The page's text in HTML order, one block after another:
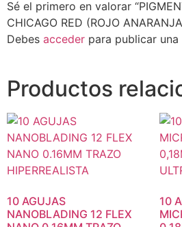
Sé el primero en valorar
CHICAGO RED (ROJO
Debes acceder para publicar
Productos
10 AGUJAS
NANOBLADING 12 FLEX
10